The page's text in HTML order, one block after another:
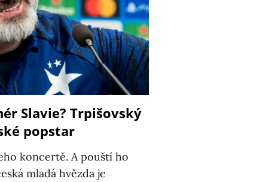
Slavie? Trpišovský
popstar
koncertě. A pouští ho
mladá hvězda je